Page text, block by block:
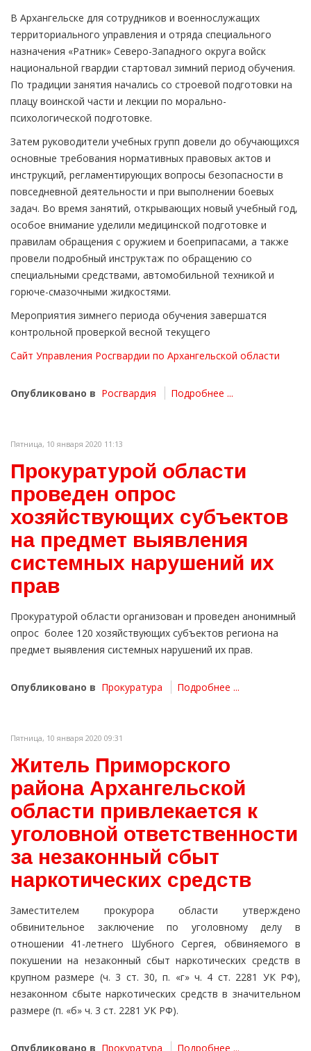
В Архангельске для сотрудников и военнослужащих
территориального управления и отряда специального
назначения «Ратник» Северо-Западного округа войск
национальной гвардии стартовал зимний период обучения.
По традиции занятия начались со строевой подготовки на
плацу воинской части и лекции по морально-
психологической подготовке.
Затем руководители учебных групп довели до обучающихся
основные требования нормативных правовых актов и
инструкций, регламентирующих вопросы безопасности в
повседневной деятельности и при выполнении боевых
задач. Во время занятий, открывающих новый учебный год,
особое внимание уделили медицинской подготовке и
правилам обращения с оружием и боеприпасами, а также
провели подробный инструктаж по обращению со
специальными средствами, автомобильной техникой и
горюче-смазочными жидкостями.
Мероприятия зимнего периода обучения завершатся
контрольной проверкой весной текущего
Сайт Управления Росгвардии по Архангельской области
Опубликовано в Росгвардия Подробнее ...
Пятница, 10 января 2020 11:13
Прокуратурой области
проведен опрос
хозяйствующих субъектов
на предмет выявления
системных нарушений их
прав
Прокуратурой области организован и проведен анонимный
опрос более 120 хозяйствующих субъектов региона на
предмет выявления системных нарушений их прав.
Опубликовано в Прокуратура Подробнее ...
Пятница, 10 января 2020 09:31
Житель Приморского
района Архангельской
области привлекается к
уголовной ответственности
за незаконный сбыт
наркотических средств
Заместителем прокурора области утверждено
обвинительное заключение по уголовному делу в
отношении 41-летнего Шубного Сергея, обвиняемого в
покушении на незаконный сбыт наркотических средств в
крупном размере (ч. 3 ст. 30, п. «г» ч. 4 ст. 2281 УК РФ),
незаконном сбыте наркотических средств в значительном
размере (п. «б» ч. 3 ст. 2281 УК РФ).
Опубликовано в Прокуратура Подробнее ...